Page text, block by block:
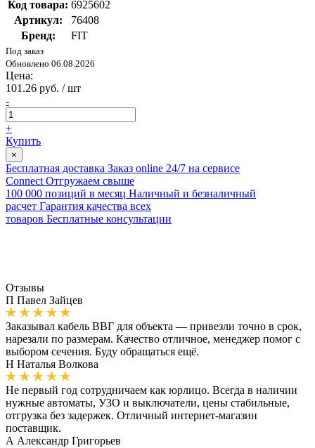
Код товара: 6925602
Артикул:
76408
Бренд:
FIT
Под заказ
Обновлено 06.08.2026
Цена:
101.26 руб. / шт
-
+
Купить
×
Бесплатная доставка Заказ online 24/7 на сервисе
Connect Отгружаем свыше
100 000 позиций в месяц Наличный и безналичный
расчет Гарантия качества всех
товаров Бесплатные консультации
Отзывы
П Павел Зайцев
Заказывал кабель ВВГ для объекта — привезли точно в срок,
нарезали по размерам. Качество отличное, менеджер помог с
выбором сечения. Буду обращаться ещё.
Н Наталья Волкова
Не первый год сотрудничаем как юрлицо. Всегда в наличии
нужные автоматы, УЗО и выключатели, цены стабильные,
отгрузка без задержек. Отличный интернет-магазин
поставщик.
А Александр Григорьев